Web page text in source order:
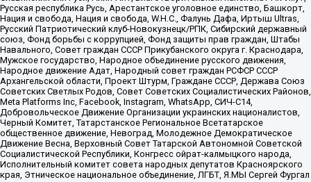
Русская республика Русь, Арестантское уголовное единство, Башкорт,
Нация и свобода, Нация и свобода, W.H.С., Фалунь Дафа, Иртыш Ultras,
Русский Патриотический клуб-Новокузнецк/РПК, Сибирский державный
союз, Фонд борьбы с коррупцией, Фонд защиты прав граждан, Штабы
Навального, Совет граждан СССР Прикубанского округа г. Краснодара,
Мужское государство, Народное объединение русского движения,
Народное движение Адат, Народный совет граждан РСФСР СССР
Архангельской области, Проект Штурм, Граждане СССР, Держава Союз
Советских Светлых Родов, Совет Советских Социалистических Районов,
Meta Platforms Inc, Facebook, Instagram, WhatsApp, СИЧ-С14,
Добровольческое Движение Организации украинских националистов,
Черный Комитет, Татарстанское Региональное Всетатарское
общественное движение, Невоград, Молодежное Демократическое
Движение Весна, Верховный Совет Татарской Автономной Советской
Социалистической Республики, Конгресс ойрат-калмыцкого народа,
Исполнительный комитет совета народных депутатов Красноярского
края, Этническое национальное объединение, ЛГБТ, Я.МЫ Сергей Фургал